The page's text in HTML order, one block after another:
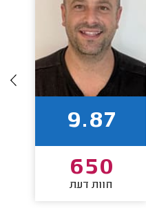
9.87
650
חוות דעת